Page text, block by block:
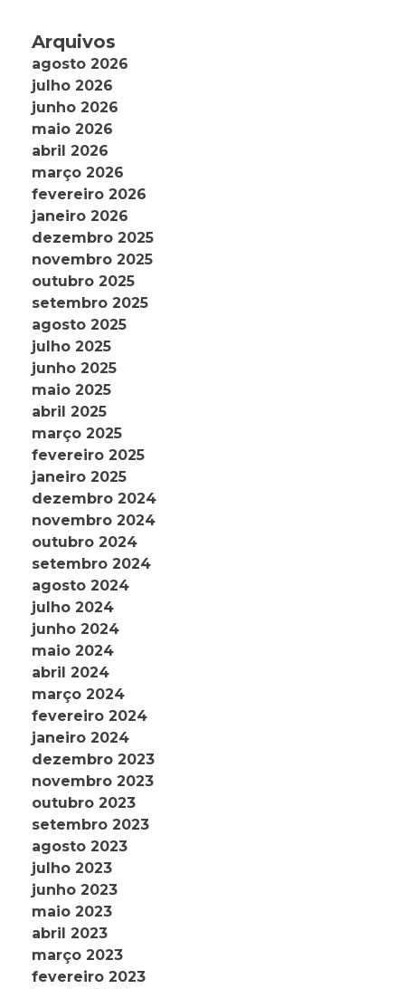
Arquivos
agosto 2026
julho 2026
junho 2026
maio 2026
abril 2026
março 2026
fevereiro 2026
janeiro 2026
dezembro 2025
novembro 2025
outubro 2025
setembro 2025
agosto 2025
julho 2025
junho 2025
maio 2025
abril 2025
março 2025
fevereiro 2025
janeiro 2025
dezembro 2024
novembro 2024
outubro 2024
setembro 2024
agosto 2024
julho 2024
junho 2024
maio 2024
abril 2024
março 2024
fevereiro 2024
janeiro 2024
dezembro 2023
novembro 2023
outubro 2023
setembro 2023
agosto 2023
julho 2023
junho 2023
maio 2023
abril 2023
março 2023
fevereiro 2023